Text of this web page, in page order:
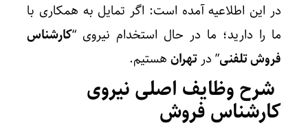
در این اطلاعیه آمده است: اگر تمایل به همکاری با
ما را دارید؛ ما در حال استخدام نیروی “کارشناس
فروش تلفنی” درتهران هستیم.
شرح وظایف اصلی نیروی
کارشناس فروش